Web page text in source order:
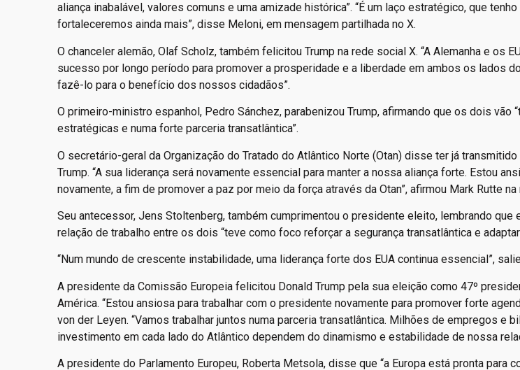
aliança inabalável, valores comuns e uma amizade histórica”. “É um laço estratégico, que
fortaleceremos ainda mais”, disse Meloni, em mensagem partilhada no X.
O chanceler alemão, Olaf Scholz, também felicitou Trump na rede social X. “A Alemanha e os
sucesso por longo período para promover a prosperidade e a liberdade em ambos os lados
fazê-lo para o benefício dos nossos cidadãos”.
O primeiro-ministro espanhol, Pedro Sánchez, parabenizou Trump, afirmando que os dois vão
estratégicas e numa forte parceria transatlântica”.
O secretário-geral da Organização do Tratado do Atlântico Norte (Otan) disse ter já
Trump. “A sua liderança será novamente essencial para manter a nossa aliança forte. Estou
novamente, a fim de promover a paz por meio da força através da Otan”, afirmou Mark Rutte
Seu antecessor, Jens Stoltenberg, também cumprimentou o presidente eleito, lembrando que
relação de trabalho entre os dois “teve como foco reforçar a segurança transatlântica e adaptar
“Num mundo de crescente instabilidade, uma liderança forte dos EUA continua essencial”,
A presidente da Comissão Europeia felicitou Donald Trump pela sua eleição como 47º
América. “Estou ansiosa para trabalhar com o presidente novamente para promover forte
von der Leyen. “Vamos trabalhar juntos numa parceria transatlântica. Milhões de empregos e
investimento em cada lado do Atlântico dependem do dinamismo e estabilidade de nossa
A presidente do Parlamento Europeu, Roberta Metsola, disse que “a Europa está pronta para